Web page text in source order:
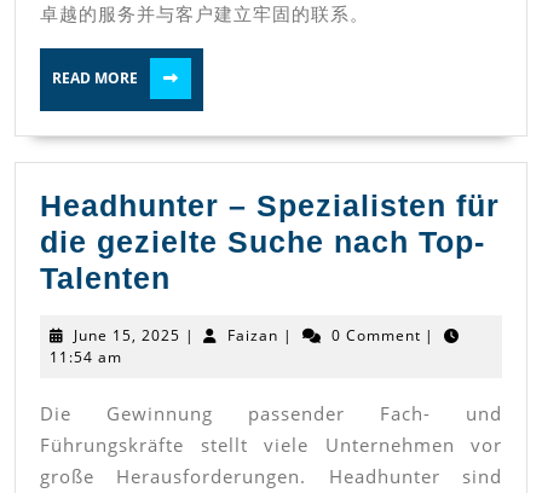
卓越的服务并与客户建立牢固的联系。
READ MORE
MORE
Headhunter – Spezialisten für
die gezielte Suche nach Top-
Talenten
Spezialisten
die
gezielte
June 15, 2025 June
| Faizan Faizan
| 0 Comment |
11:54 am
Die Gewinnung passender Fach- und
Führungskräfte stellt viele Unternehmen vor
große Herausforderungen. Headhunter sind